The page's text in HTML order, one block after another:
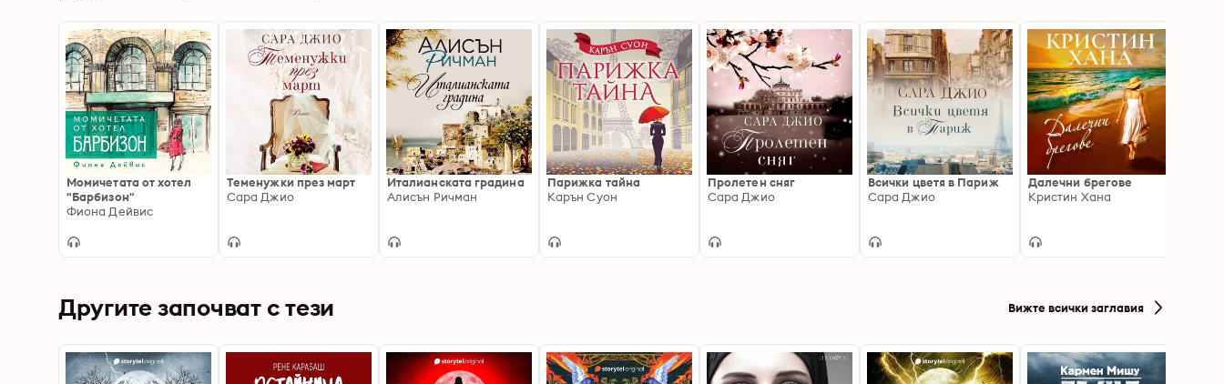
смесват история и измислица. Това е завладяващ разказ за тънката линия между любовта и
омразата, успеха и провала, страстта и лудостта.
Момичетата от хотел
"Барбизон"
Фиона Дейвис
Теменужки през март
Сара Джио
Италианската градина
Алисън Ричман
Парижка тайна
Карън Суон
Пролетен сняг
Сара Джио
Всички цветя в Париж
Сара Джио
Далечни брегове
Кристин Хана
Другите започват с тези Вижте всички заглавия